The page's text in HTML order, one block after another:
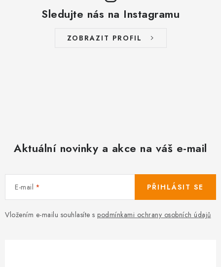
Sledujte nás na Instagramu
ZOBRAZIT PROFIL
Aktuální novinky a akce na váš e-mail
E-mail
Vložením e-mailu souhlasíte s podmínkami ochrany osobních údajů
PŘIHLÁSIT SE